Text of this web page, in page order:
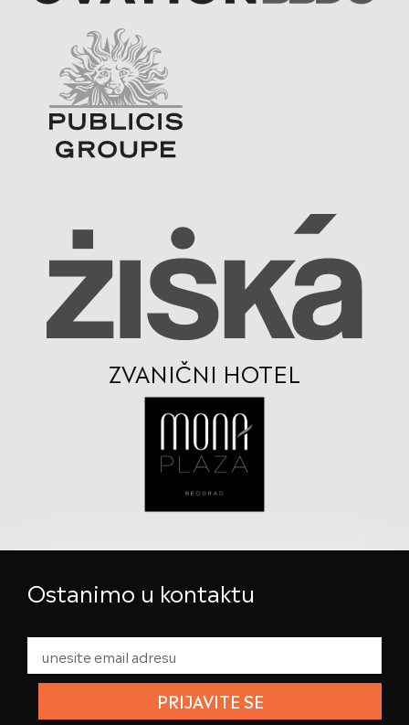
ZVANIČNI HOTEL
Ostanimo u kontaktu
PRIJAVITE SE